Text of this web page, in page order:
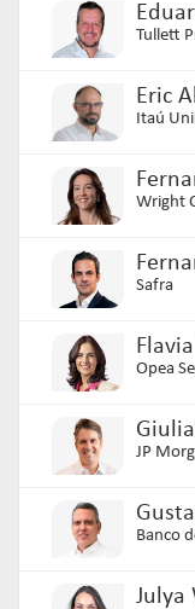
Tullett
Eric
Itaú
Wright
Safra
Opea
JP
Banco
Julya